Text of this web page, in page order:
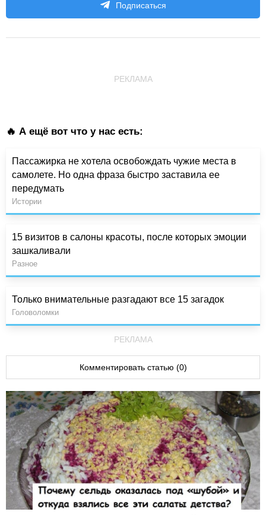
Подписаться
РЕКЛАМА
🔥 А ещё вот что у нас есть:
Пассажирка не хотела освобождать чужие места в
самолете. Но одна фраза быстро заставила ее
передумать
Истории
15 визитов в салоны красоты, после которых эмоции
зашкаливали
Разное
Только внимательные разгадают все 15 загадок
Головоломки
РЕКЛАМА
Комментировать статью (0)